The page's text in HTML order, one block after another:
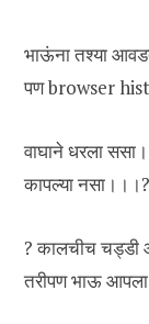
भाऊंना तश्या
पण browser
वाघाने धरला
कापल्या
?⁩ कालचीच
तरीपण भाऊ